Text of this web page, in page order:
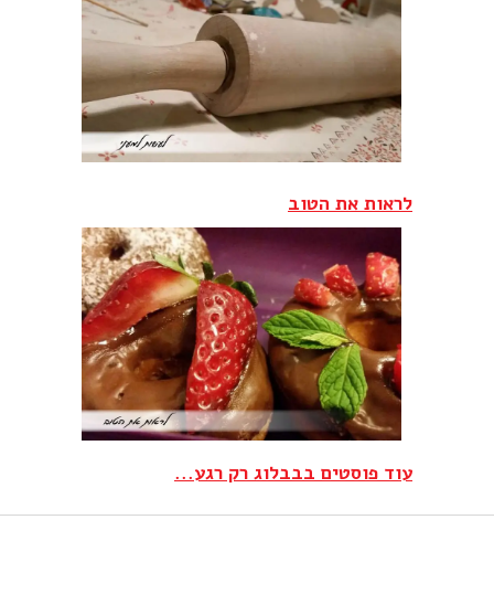
לראות את הטוב‎
עוד פוסטים בבבלוג רק רגע...